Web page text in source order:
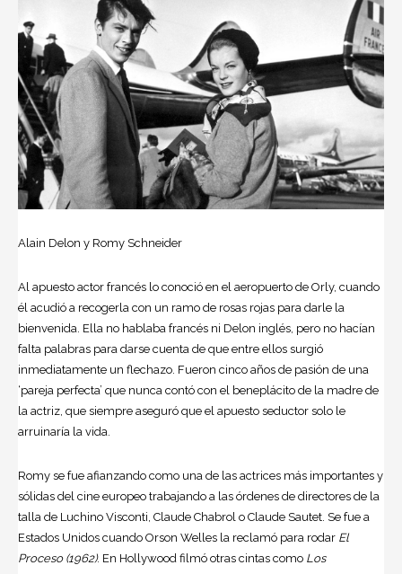
Alain Delon y Romy Schneider
Al apuesto actor francés lo conoció en el aeropuerto de Orly, cuando
él acudió a recogerla con un ramo de rosas rojas para darle la
bienvenida. Ella no hablaba francés ni Delon inglés, pero no hacían
falta palabras para darse cuenta de que entre ellos surgió
inmediatamente un flechazo. Fueron cinco años de pasión de una
‘pareja perfecta’ que nunca contó con el beneplácito de la madre de
la actriz, que siempre aseguró que el apuesto seductor solo le
arruinaría la vida.
Romy se fue afianzando como una de las actrices más importantes y
sólidas del cine europeo trabajando a las órdenes de directores de la
talla de Luchino Visconti, Claude Chabrol o Claude Sautet. Se fue a
Estados Unidos cuando Orson Welles la reclamó para rodar El
Proceso (1962). En Hollywood filmó otras cintas como Los